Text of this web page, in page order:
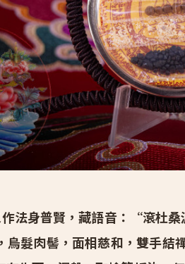
法身普賢，藏語音：“滾杜桑
烏髮肉髻，面相慈和，雙手結